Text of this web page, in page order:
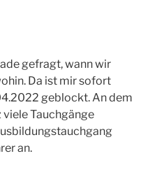
gefragt, wann wir
Da ist mir sofort
geblockt. An dem
viele Tauchgänge
an.